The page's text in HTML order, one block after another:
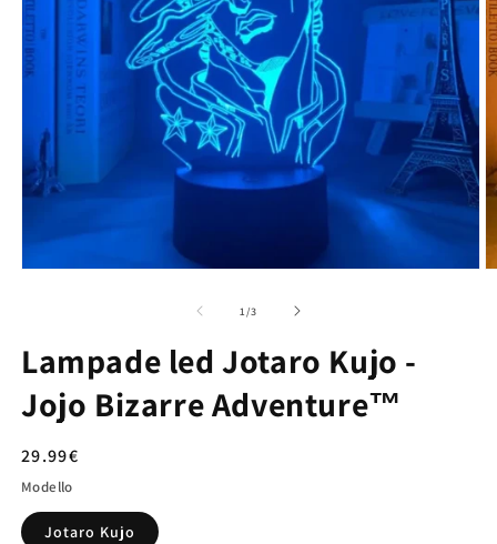
1 /su
3
Lampade led Jotaro Kujo -
Jojo Bizarre Adventure™
Prezzo
di
listino
29.99€
Modello
Jotaro Kujo